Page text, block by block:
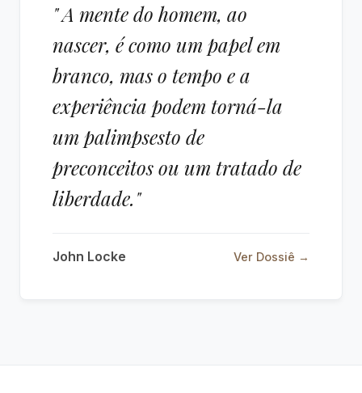
" A mente do homem, ao
nascer, é como um papel em
branco, mas o tempo e a
experiência podem torná-la
um palimpsesto de
preconceitos ou um tratado de
liberdade."
John Locke Ver Dossiê →